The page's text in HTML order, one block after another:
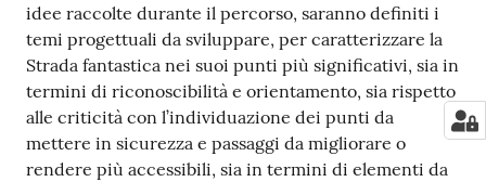
idee raccolte durante il percorso, saranno definiti i
temi progettuali da sviluppare, per caratterizzare la
Strada fantastica nei suoi punti più significativi, sia in
termini di riconoscibilità e orientamento, sia rispetto
alle criticità con l’individuazione dei punti da
mettere in sicurezza e passaggi da migliorare o
rendere più accessibili, sia in termini di elementi da